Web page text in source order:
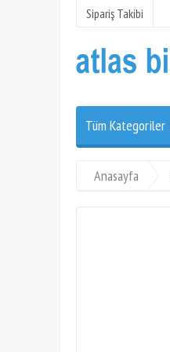
Sipariş Takibi
Tüm Kategoriler
Anasayfa